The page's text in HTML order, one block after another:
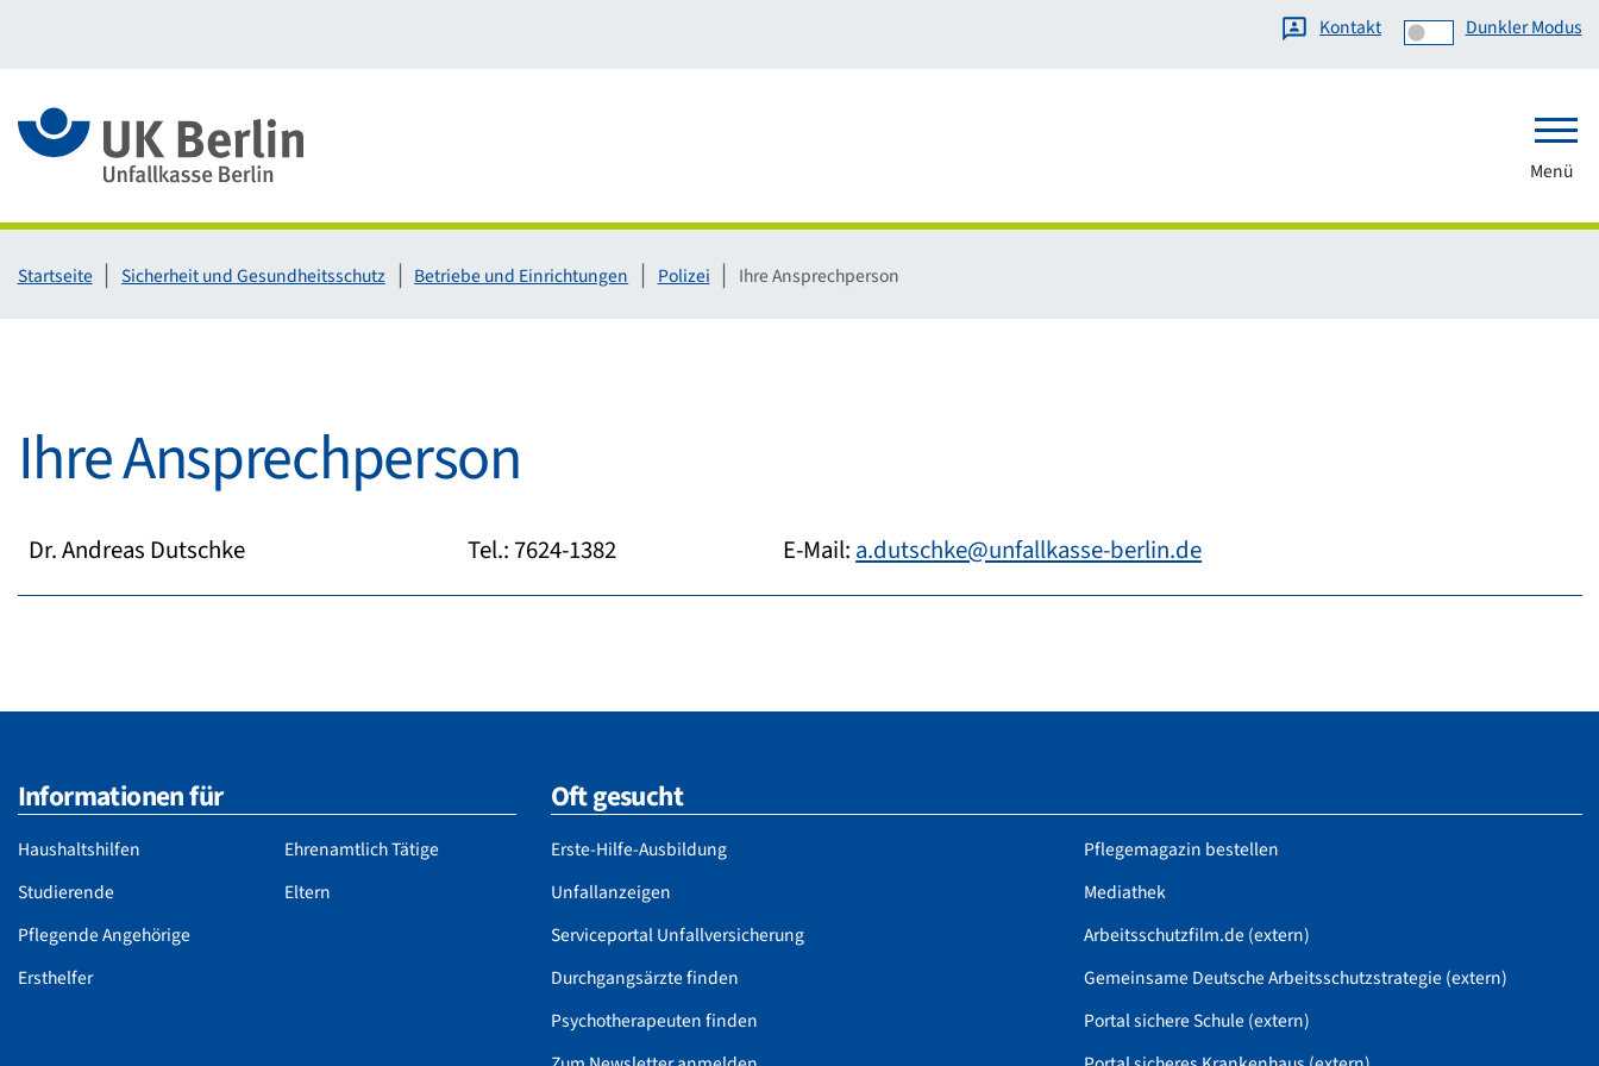
Kontakt Dunkler Modus
Link zur Startseite
Menü
Startseite Sicherheit und Gesundheitsschutz Betriebe und Einrichtungen Polizei Ihre Ansprechperson
Ihre Ansprechperson
Dr. Andreas Dutschke Tel.: 7624-1382 E-Mail: a.dutschke@unfallkasse-berlin.de
Informationen für
Haushaltshilfen
Studierende
Pflegende Angehörige
Ersthelfer
Ehrenamtlich Tätige
Eltern
Oft gesucht
Erste-Hilfe-Ausbildung
Unfallanzeigen
Serviceportal Unfallversicherung
Durchgangsärzte finden
Psychotherapeuten finden
Pflegemagazin bestellen
Mediathek
Arbeitsschutzfilm.de (extern)
Gemeinsame Deutsche Arbeitsschutzstrategie (extern)
Portal sichere Schule (extern)